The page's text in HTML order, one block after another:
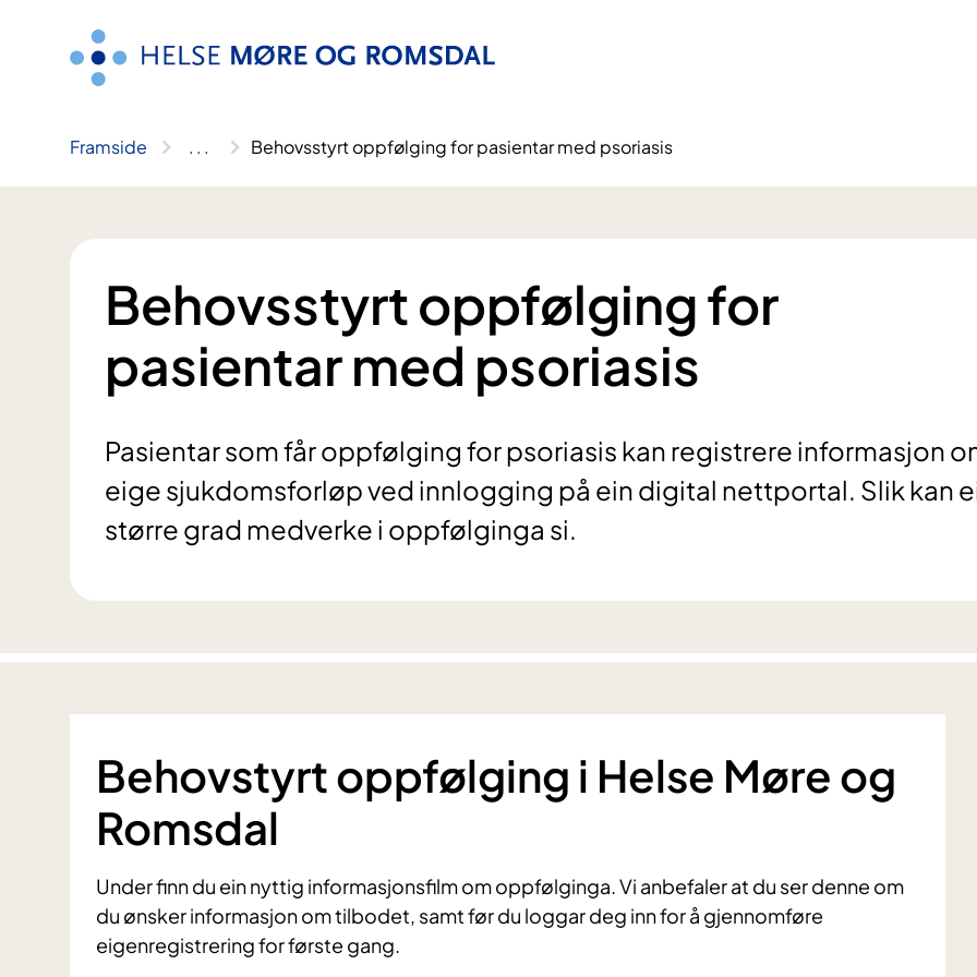
Framside .. . Behovsstyrt oppfølging for pasientar med psoriasis
Behovsstyrt oppfølging for
pasientar med psoriasis
Pasientar som får oppfølging for psoriasis kan registrere informasjon
eige sjukdomsforløp ved innlogging på ein digital nettportal. Slik kan
større grad medverke i oppfølginga si.
Behovstyrt oppfølging i Helse Møre og
Romsdal
Under finn du ein nyttig informasjonsfilm om oppfølginga. Vi anbefaler at du ser denne om
du ønsker informasjon om tilbodet, samt før du loggar deg inn for å gjennomføre
eigenregistrering for første gang.